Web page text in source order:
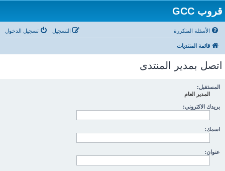
قروب GCC
الأسئلة المتكررة تسجيل الدخول التسجيل
قائمة المنتديات
اتصل بمدير المنتدى
المستقبل:
المدير العام
بريدك الاكتروني:
اسمك:
عنوان: